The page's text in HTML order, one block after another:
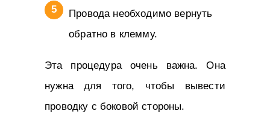
Провода необходимо вернуть
обратно в клемму.
Эта процедура очень важна. Она
нужна для того, чтобы вывести
проводку с боковой стороны.